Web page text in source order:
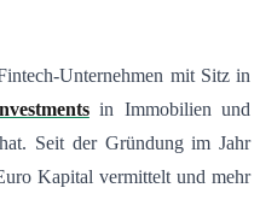
Unternehmen mit Sitz in
in Immobilien und
Seit der Gründung im Jahr
Kapital vermittelt und mehr